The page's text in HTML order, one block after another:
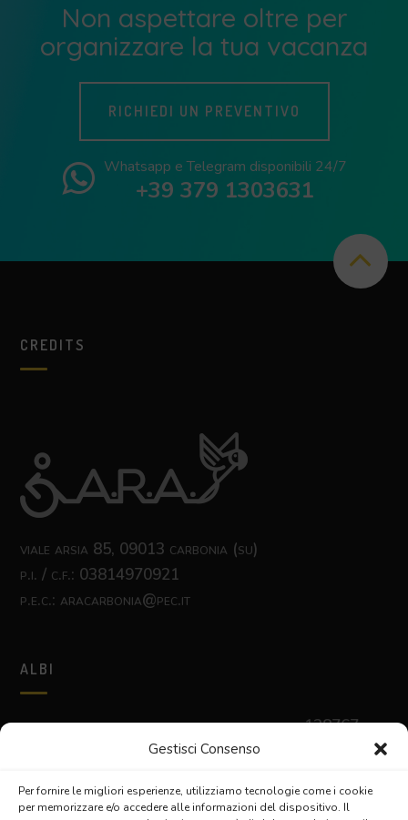
Gestisci Consenso
Per fornire le migliori esperienze, utilizziamo tecnologie come i cookie
per memorizzare e/o accedere alle informazioni del dispositivo. Il
Non aspettare oltre per
organizzare la tua vacanza
RICHIEDI UN PREVENTIVO
Whatsapp e Telegram disponibili 24/7
+39 379 1303631
CREDITS
viale arsia 85, 09013 carbonia (su)
p.i. / c.f.: 03814970921
p.e.c.: aracarbonia@pec.it
ALBI
albo nazionale delle cooperative socialin. c128767
albo delle cooperative sociali regione sardegna